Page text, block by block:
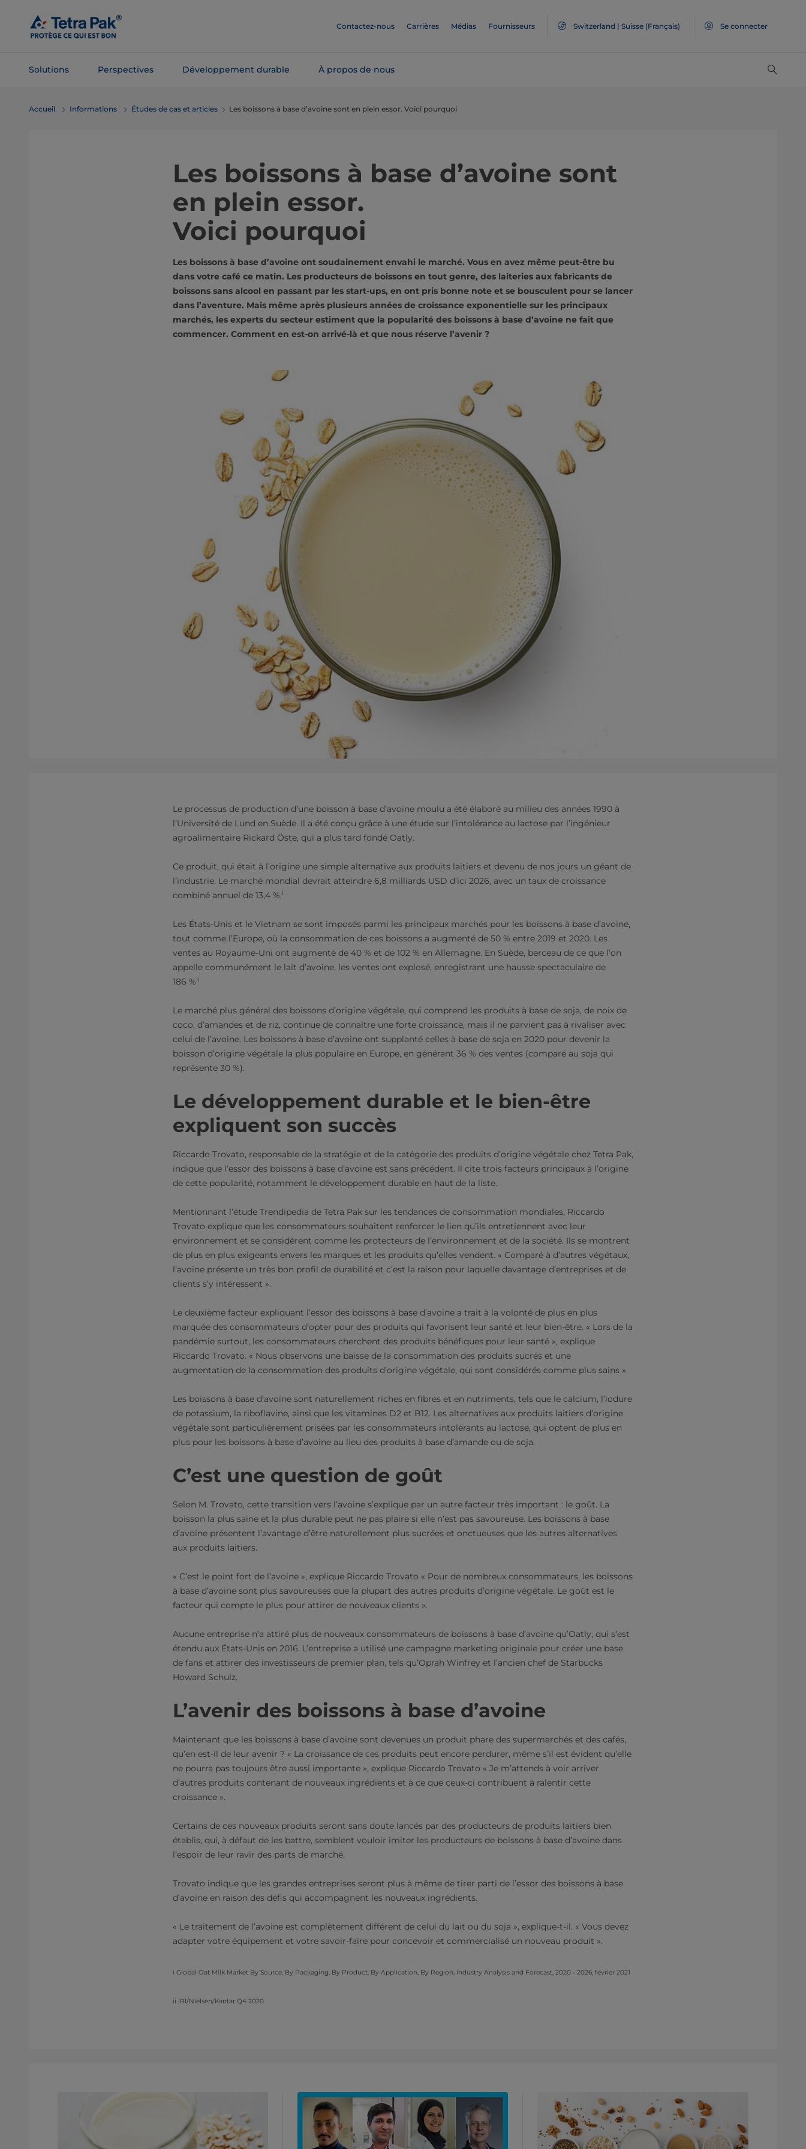
contenu
Contactez-nous Carrières Médias Fournisseurs Switzerland | Suisse (Français) Se connecter
Solutions Perspectives Développement durable À propos de nous
navigation
Accueil Informations Études de cas et articles Les boissons à base d’avoine sont en plein essor. Voici pourquoi
Les boissons à base d’avoine sont
en plein essor.
Voici pourquoi
Les boissons à base d’avoine ont soudainement envahi le marché. Vous en avez même peut-être bu
dans votre café ce matin. Les producteurs de boissons en tout genre, des laiteries aux fabricants de
boissons sans alcool en passant par les start-ups, en ont pris bonne note et se bousculent pour se lancer
dans l’aventure. Mais même après plusieurs années de croissance exponentielle sur les principaux
marchés, les experts du secteur estiment que la popularité des boissons à base d’avoine ne fait que
commencer. Comment en est-on arrivé-là et que nous réserve l’avenir ?
Le processus de production d’une boisson à base d’avoine moulu a été élaboré au milieu des années 1990 à
l’Université de Lund en Suède. Il a été conçu grâce à une étude sur l’intolérance au lactose par l’ingénieur
agroalimentaire Rickard Öste, qui a plus tard fondé Oatly.
Ce produit, qui était à l’origine une simple alternative aux produits laitiers et devenu de nos jours un géant de
l’industrie. Le marché mondial devrait atteindre 6,8 milliards USD d’ici 2026, avec un taux de croissance
combiné annuel de 13,4 %.i
Les États-Unis et le Vietnam se sont imposés parmi les principaux marchés pour les boissons à base d’avoine,
tout comme l’Europe, où la consommation de ces boissons a augmenté de 50 % entre 2019 et 2020. Les
ventes au Royaume-Uni ont augmenté de 40 % et de 102 % en Allemagne. En Suède, berceau de ce que l’on
appelle communément le lait d’avoine, les ventes ont explosé, enregistrant une hausse spectaculaire de
186 %ii
Le marché plus général des boissons d’origine végétale, qui comprend les produits à base de soja, de noix de
coco, d’amandes et de riz, continue de connaître une forte croissance, mais il ne parvient pas à rivaliser avec
celui de l’avoine. Les boissons à base d’avoine ont supplanté celles à base de soja en 2020 pour devenir la
boisson d’origine végétale la plus populaire en Europe, en générant 36 % des ventes (comparé au soja qui
représente 30 %).
Le développement durable et le bien-être
expliquent son succès
Riccardo Trovato, responsable de la stratégie et de la catégorie des produits d’origine végétale chez Tetra Pak,
indique que l’essor des boissons à base d’avoine est sans précédent. Il cite trois facteurs principaux à l’origine
de cette popularité, notamment le développement durable en haut de la liste.
Mentionnant l’étude Trendipedia de Tetra Pak sur les tendances de consommation mondiales, Riccardo
Trovato explique que les consommateurs souhaitent renforcer le lien qu’ils entretiennent avec leur
environnement et se considèrent comme les protecteurs de l’environnement et de la société. Ils se montrent
de plus en plus exigeants envers les marques et les produits qu’elles vendent. « Comparé à d’autres végétaux,
l’avoine présente un très bon profil de durabilité et c’est la raison pour laquelle davantage d’entreprises et de
clients s’y intéressent ».
Le deuxième facteur expliquant l’essor des boissons à base d’avoine a trait à la volonté de plus en plus
marquée des consommateurs d’opter pour des produits qui favorisent leur santé et leur bien-être. « Lors de la
pandémie surtout, les consommateurs cherchent des produits bénéfiques pour leur santé », explique
Riccardo Trovato. « Nous observons une baisse de la consommation des produits sucrés et une
augmentation de la consommation des produits d’origine végétale, qui sont considérés comme plus sains ».
Les boissons à base d’avoine sont naturellement riches en fibres et en nutriments, tels que le calcium, l’iodure
de potassium, la riboflavine, ainsi que les vitamines D2 et B12. Les alternatives aux produits laitiers d’origine
végétale sont particulièrement prisées par les consommateurs intolérants au lactose, qui optent de plus en
plus pour les boissons à base d’avoine au lieu des produits à base d’amande ou de soja.
C’est une question de goût
Selon M. Trovato, cette transition vers l’avoine s’explique par un autre facteur très important : le goût. La
boisson la plus saine et la plus durable peut ne pas plaire si elle n’est pas savoureuse. Les boissons à base
d’avoine présentent l’avantage d’être naturellement plus sucrées et onctueuses que les autres alternatives
aux produits laitiers.
« C’est le point fort de l’avoine », explique Riccardo Trovato « Pour de nombreux consommateurs, les boissons
à base d’avoine sont plus savoureuses que la plupart des autres produits d’origine végétale. Le goût est le
facteur qui compte le plus pour attirer de nouveaux clients ».
Aucune entreprise n’a attiré plus de nouveaux consommateurs de boissons à base d’avoine qu’Oatly, qui s’est
étendu aux États-Unis en 2016. L’entreprise a utilisé une campagne marketing originale pour créer une base
de fans et attirer des investisseurs de premier plan, tels qu’Oprah Winfrey et l’ancien chef de Starbucks
Howard Schulz.
L’avenir des boissons à base d’avoine
Maintenant que les boissons à base d’avoine sont devenues un produit phare des supermarchés et des cafés,
qu’en est-il de leur avenir ? « La croissance de ces produits peut encore perdurer, même s’il est évident qu’elle
ne pourra pas toujours être aussi importante », explique Riccardo Trovato « Je m’attends à voir arriver
d’autres produits contenant de nouveaux ingrédients et à ce que ceux-ci contribuent à ralentir cette
croissance ».
Certains de ces nouveaux produits seront sans doute lancés par des producteurs de produits laitiers bien
établis, qui, à défaut de les battre, semblent vouloir imiter les producteurs de boissons à base d’avoine dans
l’espoir de leur ravir des parts de marché.
Trovato indique que les grandes entreprises seront plus à même de tirer parti de l’essor des boissons à base
d’avoine en raison des défis qui accompagnent les nouveaux ingrédients.
« Le traitement de l’avoine est complètement différent de celui du lait ou du soja », explique-t-il. « Vous devez
adapter votre équipement et votre savoir-faire pour concevoir et commercialisé un nouveau produit ».
i Global Oat Milk Market By Source, By Packaging, By Product, By Application, By Region, Industry Analysis and Forecast, 2020 - 2026, février 2021
ii IRI/Nielsen/Kantar Q4 2020